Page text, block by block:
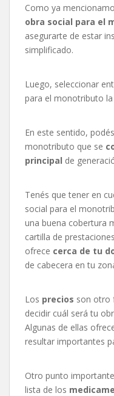
Como ya
obra social para el
asegurarte de estar
simplificado.
Luego, seleccionar
para el monotributo
En este sentido,
monotributo que se
principal de
Tenés que tener en
social para el
una buena cobertura
cartilla de
ofrece cerca de tu
de cabecera en tu
Los precios son otro
decidir cuál será tu
Algunas de ellas
resultar importantes
Otro punto
lista de los